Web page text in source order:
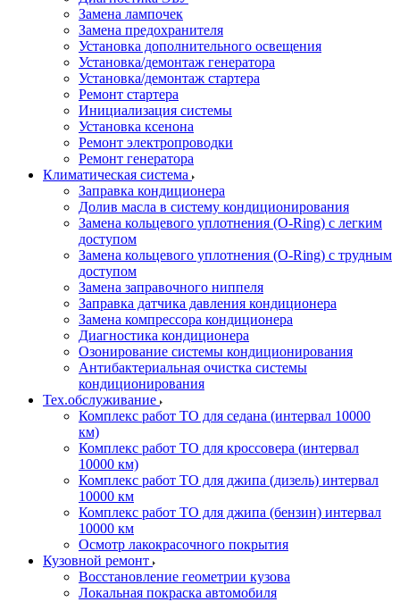
Замена лампочек
Замена предохранителя
Установка дополнительного освещения
Установка/демонтаж генератора
Установка/демонтаж стартера
Ремонт стартера
Инициализация системы
Установка ксенона
Ремонт электропроводки
Ремонт генератора
Климатическая система
Заправка кондиционера
Долив масла в систему кондиционирования
Замена кольцевого уплотнения (O-Ring) с легким
доступом
Замена кольцевого уплотнения (O-Ring) с трудным
доступом
Замена заправочного ниппеля
Заправка датчика давления кондиционера
Замена компрессора кондиционера
Диагностика кондиционера
Озонирование системы кондиционирования
Антибактериальная очистка системы
кондиционирования
Тех.обслуживание
Комплекс работ ТО для седана (интервал 10000
км)
Комплекс работ ТО для кроссовера (интервал
10000 км)
Комплекс работ ТО для джипа (дизель) интервал
10000 км
Комплекс работ ТО для джипа (бензин) интервал
10000 км
Осмотр лакокрасочного покрытия
Кузовной ремонт
Восстановление геометрии кузова
Локальная покраска автомобиля